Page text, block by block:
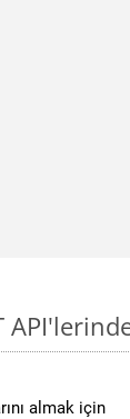
almak için